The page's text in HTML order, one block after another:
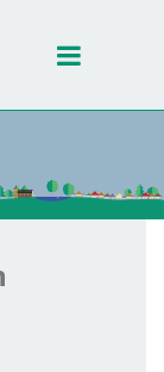
Toggle